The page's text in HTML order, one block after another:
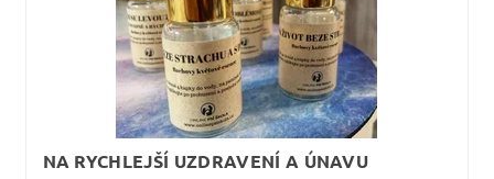
NA RYCHLEJŠÍ UZDRAVENÍ A ÚNAVU